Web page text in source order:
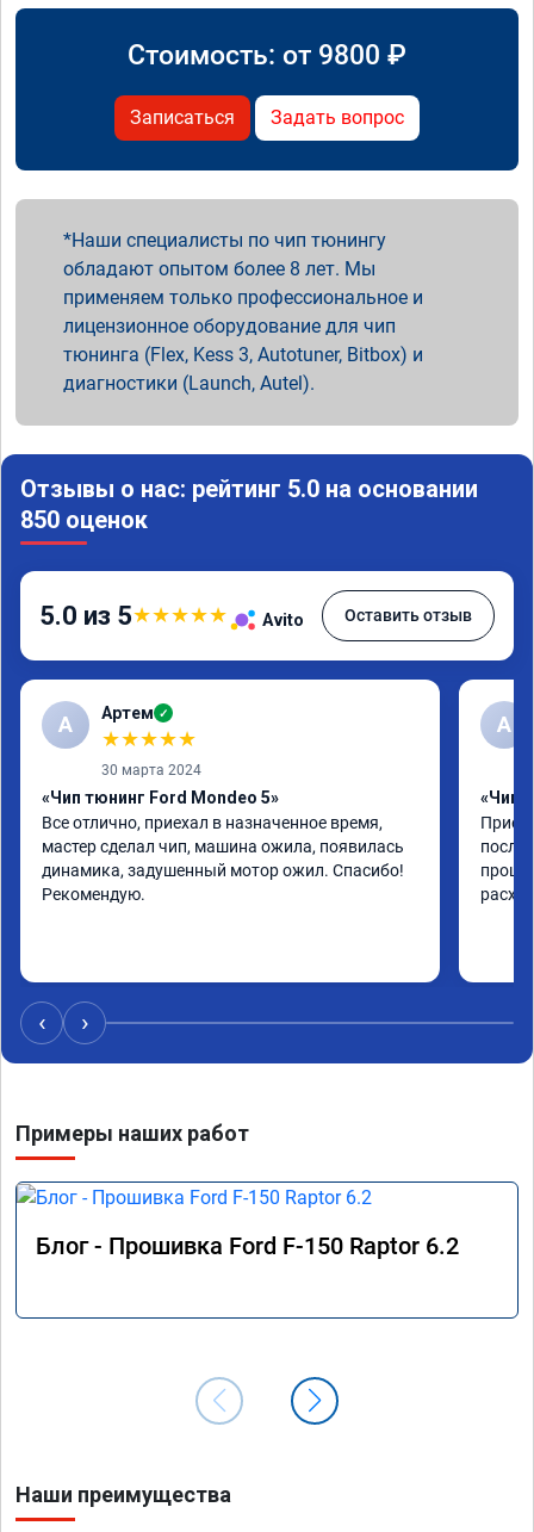
Стоимость: от 9800 ₽
Записаться Задать вопрос
Наши специалисты по чип тюнингу
обладают опытом более 8 лет. Мы
применяем только профессиональное и
лицензионное оборудование для чип
тюнинга (Flex, Kess 3, Autotuner, Bitbox) и
диагностики (Launch, Autel).
Отзывы о нас: рейтинг 5.0 на основании
850 оценок
5.0 из 5★★★★★ Avito Оставить отзыв
А Артем ✓
★★★★★
30 марта 2024
«Чип тюнинг Ford Mondeo 5»
Все отлично, приехал в назначенное время,
мастер сделал чип, машина ожила, появилась
динамика, задушенный мотор ожил. Спасибо!
Рекомендую.
А
«Чип
после
‹ ›
Примеры наших работ
Блог - Прошивка Ford F-150 Raptor 6.2
Наши преимущества